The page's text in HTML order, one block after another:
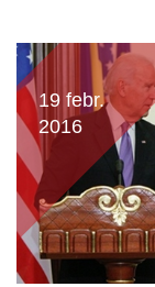
19 febr.
2016